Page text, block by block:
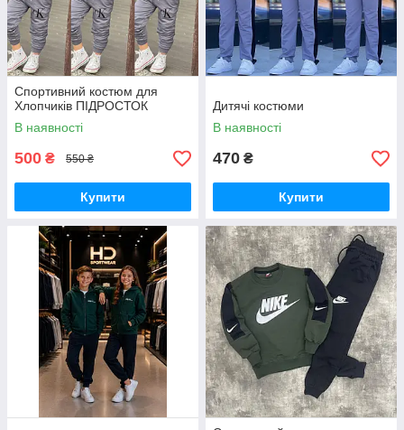
Спортивний костюм для
Хлопчиків ПІДРОСТОК
В наявності
500 ₴ 550 ₴
Купити
Дитячі костюми
В наявності
470 ₴
Купити